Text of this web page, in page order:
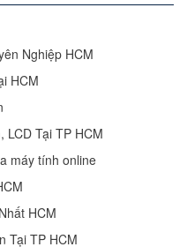
Nghiệp HCM
HCM
Tại TP HCM
máy tính online
HCM
Tại TP HCM